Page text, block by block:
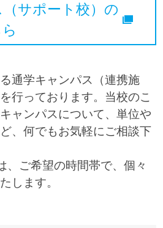
サポート校）の
通学キャンパス（連携施
行っております。当校のこ
ャンパスについて、単位や
、何でもお気軽にご相談下
、ご希望の時間帯で、個々
します。